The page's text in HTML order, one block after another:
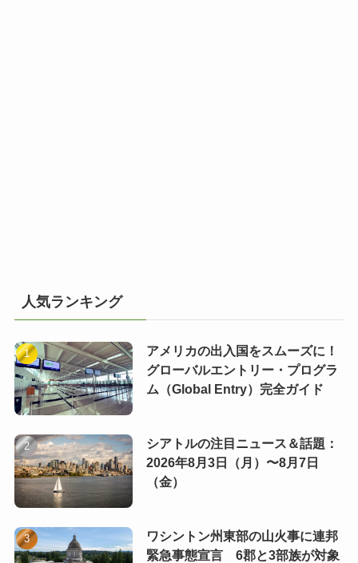
人気ランキング
アメリカの出入国をスムーズに！
グローバルエントリー・プログラ
ム（Global Entry）完全ガイド
シアトルの注目ニュース＆話題：
2026年8月3日（月）〜8月7日
（金）
ワシントン州東部の山火事に連邦
緊急事態宣言 6郡と3部族が対象